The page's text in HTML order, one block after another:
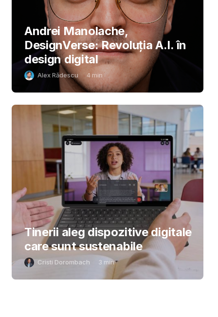
Andrei Manolache,
DesignVerse: Revoluția A.I. în
design digital
Alex Rădescu 4 min
Tinerii aleg dispozitive digitale
care sunt sustenabile
Cristi Dorombach 3 min